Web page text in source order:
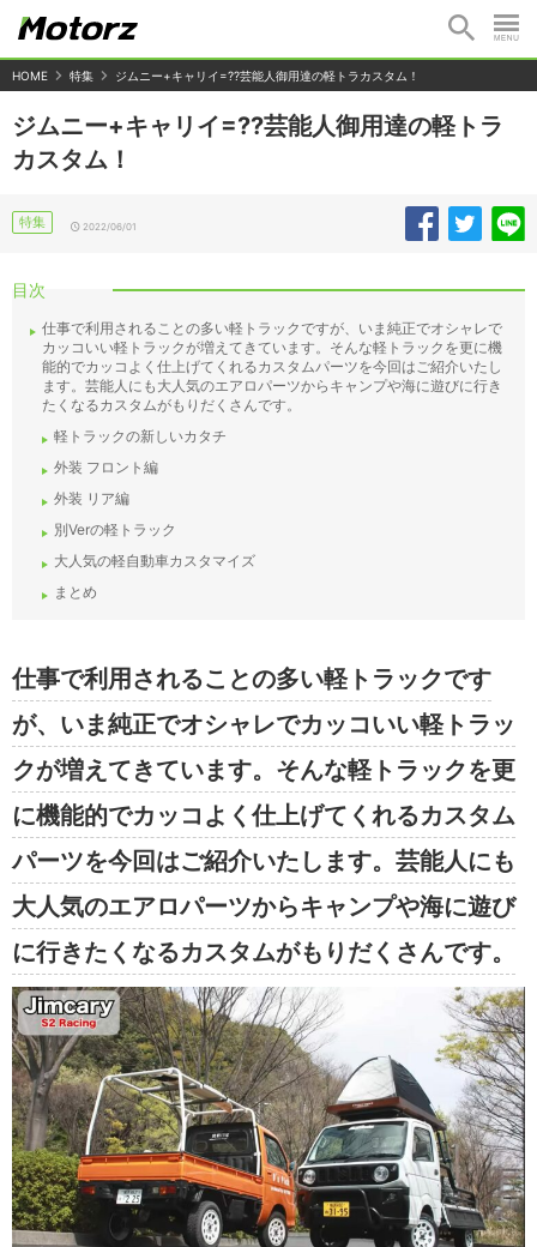
HOME 特集 ジムニー+キャリイ=??芸能人御用達の軽トラカスタム！
ジムニー+キャリイ=??芸能人御用達の軽トラ
カスタム！
特集 2022/06/01
目次
仕事で利用されることの多い軽トラックですが、いま純正でオシャレで
カッコいい軽トラックが増えてきています。そんな軽トラックを更に機
能的でカッコよく仕上げてくれるカスタムパーツを今回はご紹介いたし
ます。芸能人にも大人気のエアロパーツからキャンプや海に遊びに行き
たくなるカスタムがもりだくさんです。
軽トラックの新しいカタチ
外装 フロント編
外装 リア編
別Verの軽トラック
大人気の軽自動車カスタマイズ
まとめ
仕事で利用されることの多い軽トラックです
が、いま純正でオシャレでカッコいい軽トラッ
クが増えてきています。そんな軽トラックを更
に機能的でカッコよく仕上げてくれるカスタム
パーツを今回はご紹介いたします。芸能人にも
大人気のエアロパーツからキャンプや海に遊び
に行きたくなるカスタムがもりだくさんです。